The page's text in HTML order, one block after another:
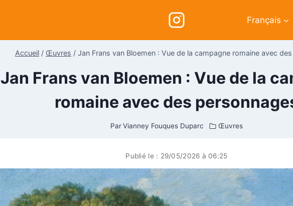
Français
Accueil / Œuvres / Jan Frans van Bloemen : Vue de la campagne romaine avec
Jan Frans van Bloemen : Vue de la
romaine avec des
Par Vianney Fouques Duparc Œuvres
Publié le : 29/05/2026 à 06:25